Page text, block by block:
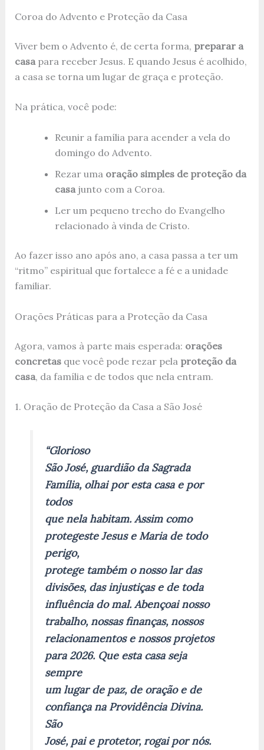
Coroa do Advento e Proteção da Casa
Viver bem o Advento é, de certa forma, preparar a
casapara receber Jesus. E quando Jesus é acolhido,
a casa se torna um lugar de graça e proteção.
Na prática, você pode:
Reunir a família para acender a vela do
domingo do Advento.
Rezar uma oração simples de proteção da
casajunto com a Coroa.
Ler um pequeno trecho do Evangelho
relacionado à vinda de Cristo.
Ao fazer isso ano após ano, a casa passa a ter um
“ritmo” espiritual que fortalece a fé e a unidade
familiar.
Orações Práticas para a Proteção da Casa
Agora, vamos à parte mais esperada: orações
concretasque você pode rezar pela proteção da
casa, da família e de todos que nela entram.
1. Oração de Proteção da Casa a São José
“Glorioso
São José, guardião da Sagrada
Família, olhai por esta casa e por
todos
que nela habitam. Assim como
protegeste Jesus e Maria de todo
perigo,
protege também o nosso lar das
divisões, das injustiças e de toda
influência do mal. Abençoai nosso
trabalho, nossas finanças, nossos
relacionamentos e nossos projetos
para 2026. Que esta casa seja
sempre
um lugar de paz, de oração e de
confiança na Providência Divina.
São
José, pai e protetor, rogai por nós.